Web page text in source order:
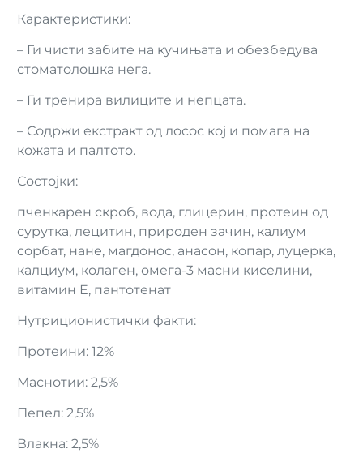
Карактеристики:
– Ги чисти забите на кучињата и обезбедува
стоматолошка нега.
– Ги тренира вилиците и непцата.
– Содржи екстракт од лосос кој и помага на
кожата и палтото.
Состојки:
пченкарен скроб, вода, глицерин, протеин од
сурутка, лецитин, природен зачин, калиум
сорбат, нане, магдонос, анасон, копар, луцерка,
калциум, колаген, омега-3 масни киселини,
витамин Е, пантотенат
Нутриционистички факти:
Протеини: 12%
Маснотии: 2,5%
Пепел: 2,5%
Влакна: 2,5%